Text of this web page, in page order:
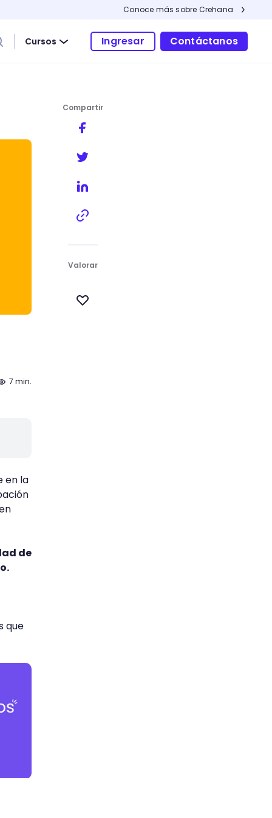
Conoce más sobre Crehana
Cursos Ingresar Contáctanos
7 min.
en la
de
que
Compartir
Valorar